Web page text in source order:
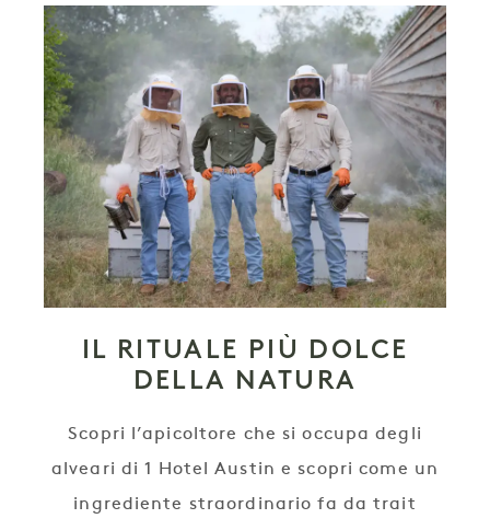
IL RITUALE PIÙ DOLCE
DELLA NATURA
Scopri l’apicoltore che si occupa degli
alveari di 1 Hotel Austin e scopri come un
ingrediente straordinario fa da trait